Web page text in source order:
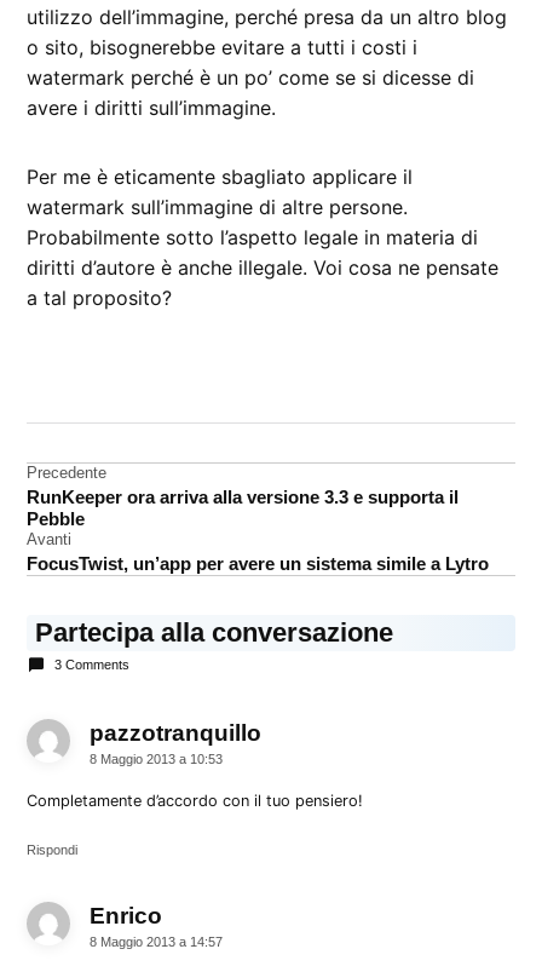
utilizzo dell’immagine, perché presa da un altro blog
o sito, bisognerebbe evitare a tutti i costi i
watermark perché è un po’ come se si dicesse di
avere i diritti sull’immagine.
Per me è eticamente sbagliato applicare il
watermark sull’immagine di altre persone.
Probabilmente sotto l’aspetto legale in materia di
diritti d’autore è anche illegale. Voi cosa ne pensate
a tal proposito?
Navigazione
articoli
Precedente
RunKeeper ora arriva alla versione 3.3 e supporta il
Pebble
Avanti
FocusTwist, un’app per avere un sistema simile a Lytro
Partecipa alla conversazione
3 Comments
pazzotranquillo
8 Maggio 2013 a 10:53
Completamente d’accordo con il tuo pensiero!
Rispondi
Enrico
8 Maggio 2013 a 14:57